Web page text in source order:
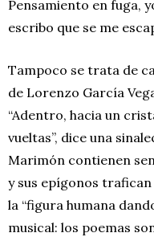
Pensamiento en fuga,
escribo que se me
Tampoco se trata de
de Lorenzo García
“Adentro, hacia un
vueltas”, dice una
Marimón contienen
y sus epígonos
la “figura humana
musical: los poemas